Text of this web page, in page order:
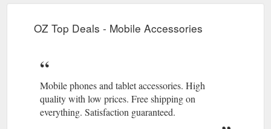
OZ Top Deals - Mobile Accessories
Mobile phones and tablet accessories. High
quality with low prices. Free shipping on
everything. Satisfaction guaranteed.